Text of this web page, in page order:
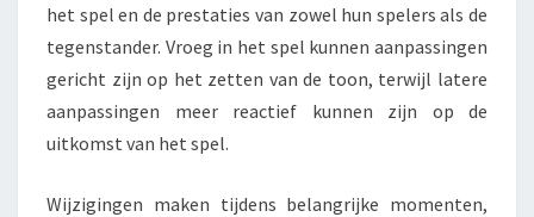
het spel en de prestaties van zowel hun spelers als de
tegenstander. Vroeg in het spel kunnen aanpassingen
gericht zijn op het zetten van de toon, terwijl latere
aanpassingen meer reactief kunnen zijn op de
uitkomst van het spel.
Wijzigingen maken tijdens belangrijke momenten,